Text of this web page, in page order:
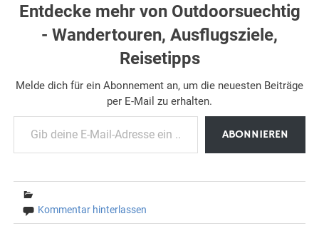
Entdecke mehr von Outdoorsuechtig
- Wandertouren, Ausflugsziele,
Reisetipps
Melde dich für ein Abonnement an, um die neuesten Beiträge
per E-Mail zu erhalten.
Gib deine E-Mail-Adresse ein ...
ABONNIEREN
Kommentar hinterlassen